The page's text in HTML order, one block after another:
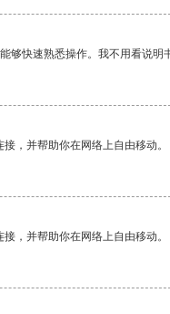
快速熟悉操作。我不用看说明
，并帮助你在网络上自由移动。
，并帮助你在网络上自由移动。